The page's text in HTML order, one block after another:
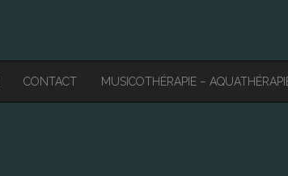
CONTACT MUSICOTHÉRAPIE –